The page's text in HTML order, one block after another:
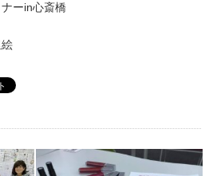
ーin心斎橋